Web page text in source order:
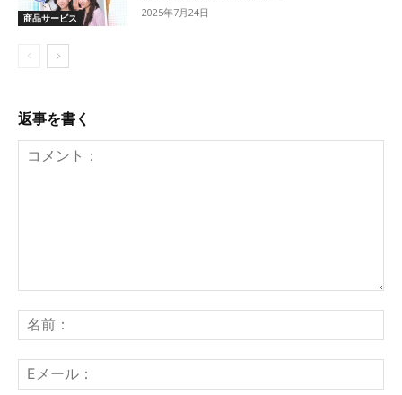
商品サービス 2025年7月24日
返事を書く
ン
ト：
前
メ